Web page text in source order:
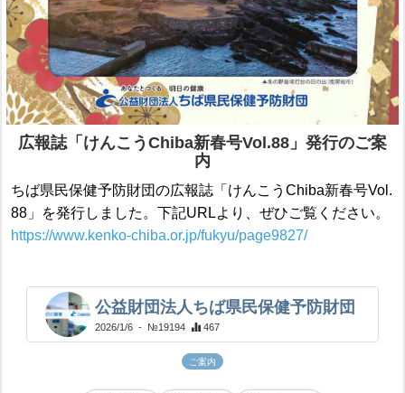
広報誌「けんこうChiba新春号Vol.88」発行のご案
内
ちば県民保健予防財団の広報誌「けんこうChiba新春号Vol.
88」を発行しました。下記URLより、ぜひご覧ください。
https://www.kenko-chiba.or.jp/fukyu/page9827/
公益財団法人ちば県民保健予防財団
2026/1/6 - №19194 467
ご案内